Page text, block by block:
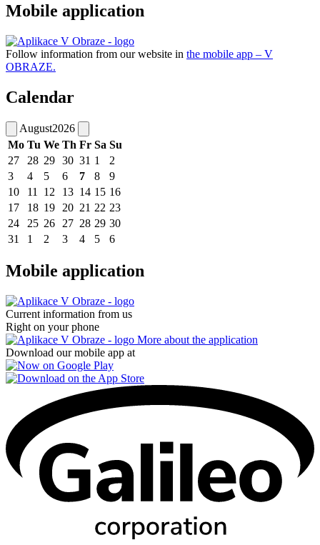
Mobile application
Follow information from our website in the mobile app – V
OBRAZE.
Calendar
August2026
Mo Tu We Th Fr Sa Su
27
28 29 30 31 1
2
3
4 5 6 7 8
9
10
11 12 13 14 15 16
17
18 19 20 21 22 23
24
25 26 27 28 29 30
31
1 2 3 4 5 6
Mobile application
Current information from us
Right on your phone
More about the application
Download our mobile app at